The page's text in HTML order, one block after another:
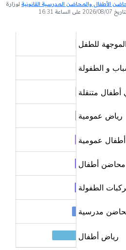
الأطفال والمحاضن المدرسية القانونية لوزارة
16:31